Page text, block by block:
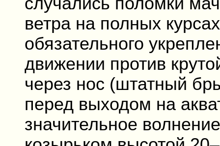
ветра на полных
обязательного
движении против
через нос (штатный
перед выходом на
значительное